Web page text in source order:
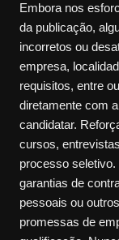
Embora nos
da publicação,
incorretos ou
empresa,
requisitos, entre
diretamente com
candidatar.
cursos,
processo
garantias de
pessoais ou
promessas de